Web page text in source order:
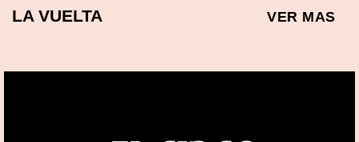
LA VUELTA VER MAS